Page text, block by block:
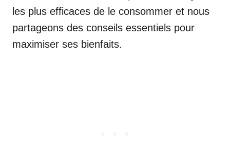
les plus efficaces de le consommer et nous
partageons des conseils essentiels pour
maximiser ses bienfaits.